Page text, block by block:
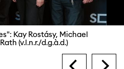
Kay Rostásy, Michael
(v.l.n.r./d.g.à.d.)